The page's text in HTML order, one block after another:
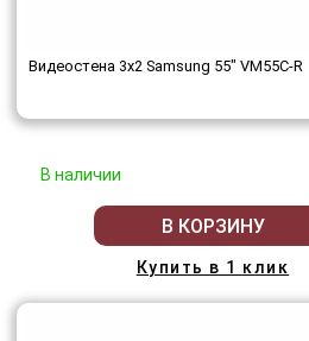
Видеостена 3x2 Samsung 55" VM55C-R
В наличии
В КОРЗИНУ
Купить в 1 клик